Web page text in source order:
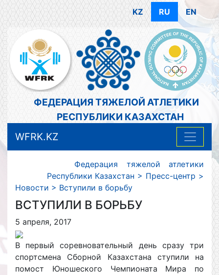
KZ RU EN
ФЕДЕРАЦИЯ ТЯЖЕЛОЙ АТЛЕТИКИ
РЕСПУБЛИКИ КАЗАХСТАН
WFRK.KZ
Федерация тяжелой атлетики
Республики Казахстан > Пресс-центр >
Новости > Вступили в борьбу
ВСТУПИЛИ В БОРЬБУ
5 апреля, 2017
В первый соревновательный день сразу три
спортсмена Сборной Казахстана ступили на
помост Юношеского Чемпионата Мира по